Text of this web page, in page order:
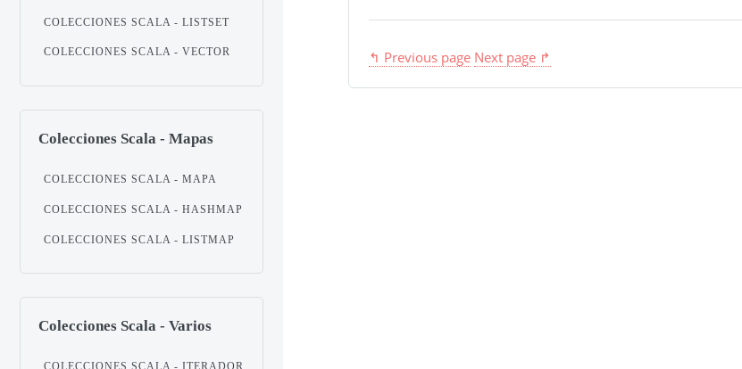
↰ Previous page Next page ↱
COLECCIONES SCALA - LISTSET
COLECCIONES SCALA - VECTOR
Colecciones Scala - Mapas
COLECCIONES SCALA - MAPA
COLECCIONES SCALA - HASHMAP
COLECCIONES SCALA - LISTMAP
Colecciones Scala - Varios
COLECCIONES SCALA - ITERADOR